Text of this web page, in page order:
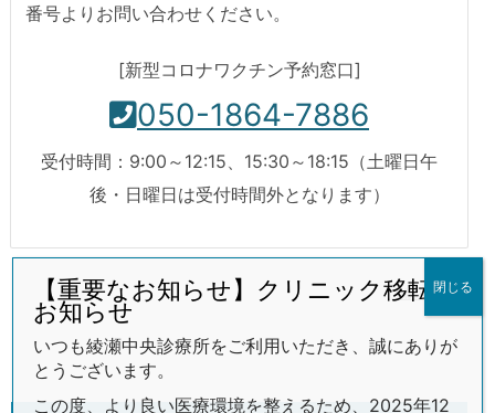
番号よりお問い合わせください。
[新型コロナワクチン予約窓口]
050-1864-7886
受付時間：9:00～12:15、15:30～18:15（土曜日午
後・日曜日は受付時間外となります）
予防接種
【重要なお知らせ】クリニック移転の
お知らせ
いつも綾瀬中央診療所をご利用いただき、誠にありが
とうございます。
この度、より良い医療環境を整えるため、2025年12
閉じる